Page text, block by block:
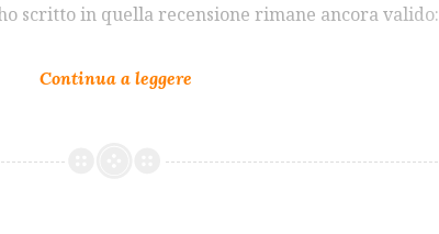
scritto in quella recensione rimane ancora valido: